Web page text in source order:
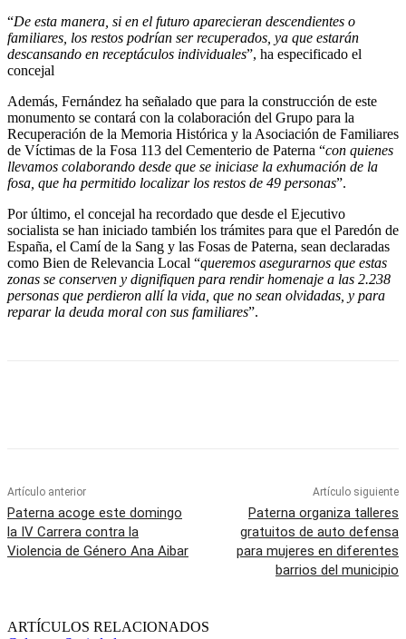
“De esta manera, si en el futuro aparecieran descendientes o
familiares, los restos podrían ser recuperados, ya que estarán
descansando en receptáculos individuales”, ha especificado el
concejal
Además, Fernández ha señalado que para la construcción de este
monumento se contará con la colaboración del Grupo para la
Recuperación de la Memoria Histórica y la Asociación de Familiares
de Víctimas de la Fosa 113 del Cementerio de Paterna “con quienes
llevamos colaborando desde que se iniciase la exhumación de la
fosa, que ha permitido localizar los restos de 49 personas”.
Por último, el concejal ha recordado que desde el Ejecutivo
socialista se han iniciado también los trámites para que el Paredón de
España, el Camí de la Sang y las Fosas de Paterna, sean declaradas
como Bien de Relevancia Local “queremos asegurarnos que estas
zonas se conserven y dignifiquen para rendir homenaje a las 2.238
personas que perdieron allí la vida, que no sean olvidadas, y para
reparar la deuda moral con sus familiares”.
Artículo anterior
Paterna acoge este domingo
la IV Carrera contra la
Violencia de Género Ana Aibar
Artículo siguiente
Paterna organiza talleres
gratuitos de auto defensa
para mujeres en diferentes
barrios del municipio
ARTÍCULOS RELACIONADOS